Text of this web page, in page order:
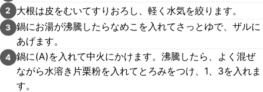
2 大根は皮をむいてすりおろし、軽く水気を絞ります。
3 鍋にお湯が沸騰したらなめこを入れてさっとゆで、ザルに
あげます。
4 鍋に(A)を入れて中火にかけます。沸騰したら、よく混ぜ
ながら水溶き片栗粉を入れてとろみをつけ、1、3を入れま
す。